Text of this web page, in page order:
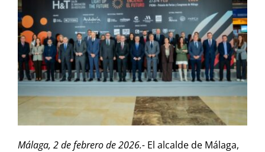
Málaga, 2 de febrero de 2026.- El alcalde de Málaga,